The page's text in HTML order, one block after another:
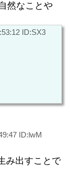
然なことや
ID:SX3
ID:lwM
み出すことで